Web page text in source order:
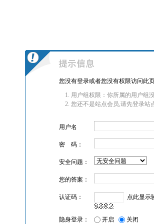
您没有登录或者您没有权限访问此
用户组权限：你所属的用户组
您还不是站点会员,请先登录站
用户名
密 码：
安全问题：
您的答案：
认证码： 点此显示
隐身登录： 开启 关闭